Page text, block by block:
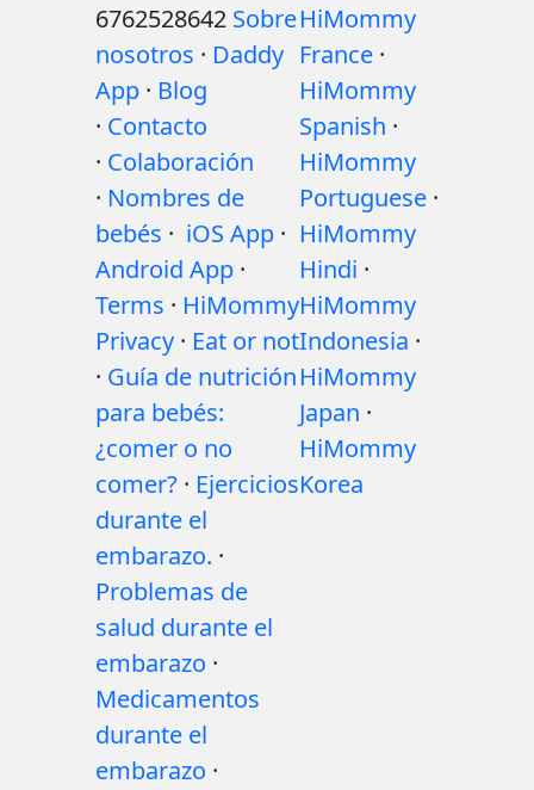
6762528642 Sobre
nosotros · Daddy
App · Blog
· Contacto
· Colaboración
· Nombres de
bebés · iOS App ·
Android App ·
Terms · HiMommy
Privacy · Eat or not
· Guía de nutrición
para bebés:
¿comer o no
comer? · Ejercicios
durante el
embarazo. ·
Problemas de
salud durante el
embarazo ·
Medicamentos
durante el
embarazo ·
HiMommy
France ·
HiMommy
Spanish ·
HiMommy
Portuguese ·
HiMommy
Hindi ·
HiMommy
Indonesia ·
HiMommy
Japan ·
HiMommy
Korea